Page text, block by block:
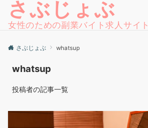
さぶじょぶ
女性のための副業バイト求人サイト
さぶじょぶ whatsup
whatsup
投稿者の記事一覧